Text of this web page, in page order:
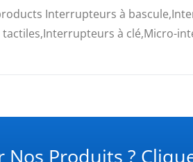
Interrupteurs à
à clé,Micro-
Nos Produits ?